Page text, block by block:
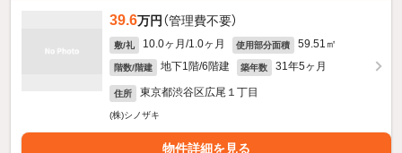
39.6万円 （管理費不要）
敷/礼 10.0ヶ月/1.0ヶ月 使用部分面積 59.51㎡
階数/階建 地下1階/6階建 築年数 31年5ヶ月
住所 東京都渋谷区広尾１丁目
(株)シノザキ
物件詳細を見る